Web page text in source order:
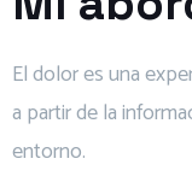
El dolor es una
a partir de la
entorno.